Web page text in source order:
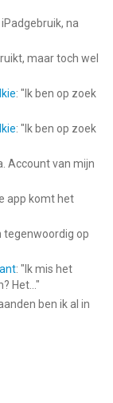
na
maar toch wel
: " Ik ben op zoek
: " Ik ben op zoek
Account van mijn
app komt het
tegenwoordig op
: " Ik mis het
Het... "
ben ik al in